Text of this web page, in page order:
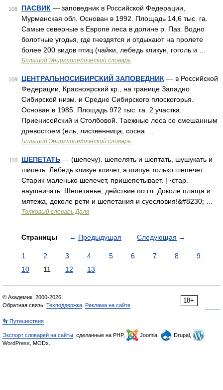
108 ПАСВИК — заповедник в Российской Федерации,
Мурманская обл. Основан в 1992. Площадь 14,6 тыс. га.
Самые северные в Европе леса в долине р. Паз. Водно
болотные угодья, где гнездятся и отдыхают на пролете
более 200 видов птиц (чайки, лебедь кликун, гоголь и …
Большой Энциклопедический словарь
109 ЦЕНТРАЛЬНОСИБИРСКИЙ ЗАПОВЕДНИК — в Российской
Федерации, Красноярский кр., на границе Западно
Сибирской низм. и Средне Сибирского плоскогорья.
Основан в 1985. Площадь 972 тыс. га. 2 участка:
Приенисейский и Столбовой. Таежные леса со смешанным
древостоем (ель, лиственница, сосна …
Большой Энциклопедический словарь
110 ШЕПЕТАТЬ — (шепечу). шепелять и шептать, шушукать и
шипеть. Лебедь кликун кличет, а шипун только шепечет.
Старик маленько шепечет, пришепетывает. | ·стар.
наушничать. Шепетанье, действие по гл. Доколе плаща и
мятежа, доколе рети и шепетания и суесловия!&#8230; …
Толковый словарь Даля
Страницы ← Предыдущая Следующая →
1 2 3 4 5 6 7 8
9
10
11 12 13
18+
© Академик, 2000-2026
Обратная связь: Техподдержка Реклама на сайте
👣 Путешествия
Экспорт словарей на сайты , сделанные на PHP, Joomla,
Drupal,
WordPress, MODx.